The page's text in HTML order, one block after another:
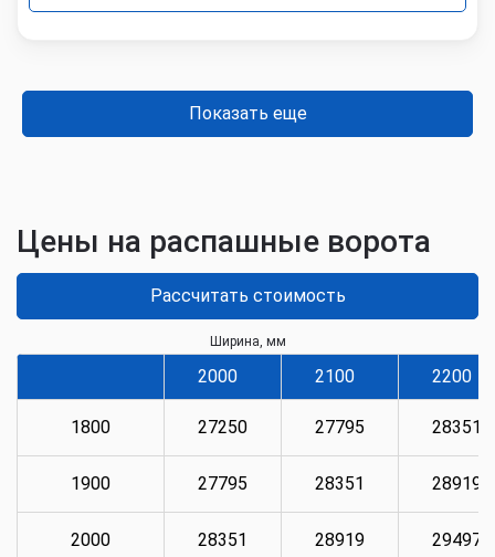
Показать еще
Цены на распашные ворота
Рассчитать стоимость
Ширина, мм
2000 2100 2200
1800 27250 27795 28351
1900 27795 28351 28919
2000 28351 28919 29497